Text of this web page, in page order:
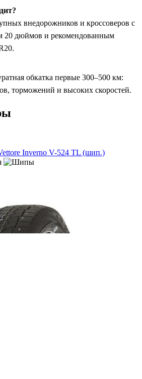
внедорожников и кроссоверов с
20 дюймов и рекомендованным
обкатка первые 300–500 км:
торможений и высоких скоростей.
Inverno V-524 TL (шип.)